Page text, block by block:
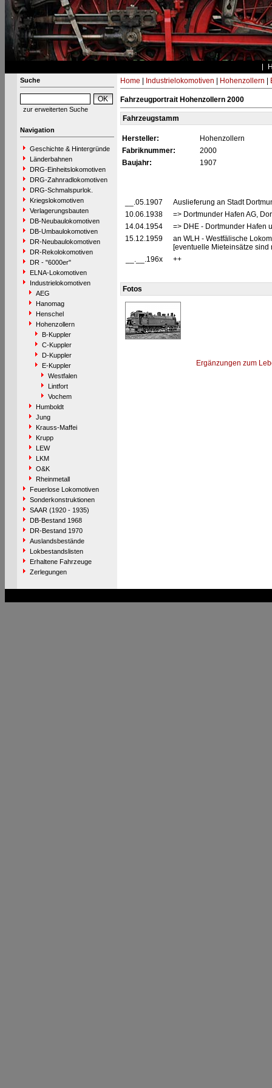
Suche
zur erweiterten Suche
Navigation
Geschichte & Hintergründe
Länderbahnen
DRG-Einheitslokomotiven
DRG-Zahnradlokomotiven
DRG-Schmalspurlok.
Kriegslokomotiven
Verlagerungsbauten
DB-Neubaulokomotiven
DB-Umbaulokomotiven
DR-Neubaulokomotiven
DR-Rekolokomotiven
DR - "6000er"
ELNA-Lokomotiven
Industrielokomotiven
AEG
Hanomag
Henschel
Hohenzollern
B-Kuppler
C-Kuppler
D-Kuppler
E-Kuppler
Westfalen
Lintfort
Vochem
Humboldt
Jung
Krauss-Maffei
Krupp
LEW
LKM
O&K
Rheinmetall
Feuerlose Lokomotiven
Sonderkonstruktionen
SAAR (1920 - 1935)
DB-Bestand 1968
DR-Bestand 1970
Auslandsbestände
Lokbestandslisten
Erhaltene Fahrzeuge
Zerlegungen
Home Industrielokomotiven Hohenzollern
Fahrzeugportrait Hohenzollern 2000
Fahrzeugstamm
Hersteller:
Hohenzollern
Fabriknummer:
2000
Baujahr:
1907
__.05.1907
Auslieferung an Stadt
10.06.1938
=> Dortmunder Hafen AG,
14.04.1954
=> DHE - Dortmunder Hafen
15.12.1959
an WLH - Westfälische
[eventuelle Mieteinsätze sind
__.__.196x
++
Fotos
Ergänzungen zum